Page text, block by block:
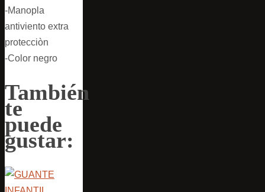
-Manopla
antiviento extra
protecciòn
-Color negro
También
te
puede
gustar: